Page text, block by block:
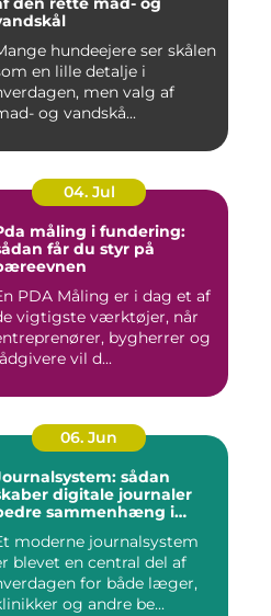
hundeejere ser skålen
en lille detalje i
men valg af
og vandskå...
04. Jul
måling i fundering:
får du styr på
PDA Måling er i dag et af
vigtigste værktøjer, når
bygherrer og
vil d...
06. Jun
sådan
digitale journaler
sammenhæng i
moderne journalsystem
blevet en central del af
for både læger,
og andre be...